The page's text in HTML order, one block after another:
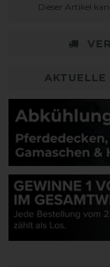
Dieser Artikel
AKTUELLE